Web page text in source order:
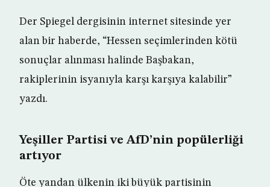
Der Spiegel dergisinin internet sitesinde yer
alan bir haberde, “Hessen seçimlerinden kötü
sonuçlar alınması halinde Başbakan,
rakiplerinin isyanıyla karşı karşıya kalabilir”
yazdı.
Yeşiller Partisi ve AfD’nin popülerliği
artıyor
Öte yandan ülkenin iki büyük partisinin